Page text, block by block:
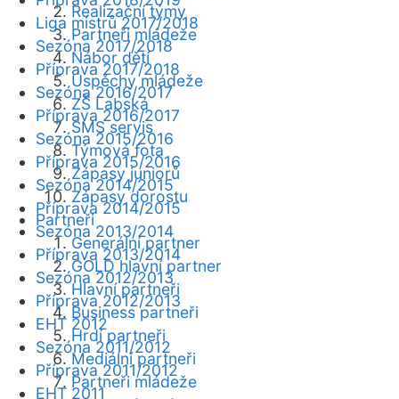
Realizační týmy
Partneři mládeže
Nábor dětí
Úspěchy mládeže
ZŠ Labská
SMS servis
Týmová fota
Zápasy juniorů
Zápasy dorostu
Partneři
Generální partner
GOLD hlavní partner
Hlavní partneři
Business partneři
Hrdí partneři
Mediální partneři
Partneři mládeže
Liga mistrů 2017/2018
Sezóna 2017/2018
Příprava 2017/2018
Sezóna 2016/2017
Příprava 2016/2017
Sezóna 2015/2016
Příprava 2015/2016
Sezóna 2014/2015
Příprava 2014/2015
Sezóna 2013/2014
Příprava 2013/2014
Sezóna 2012/2013
Příprava 2012/2013
EHT 2012
Sezóna 2011/2012
Příprava 2011/2012
EHT 2011